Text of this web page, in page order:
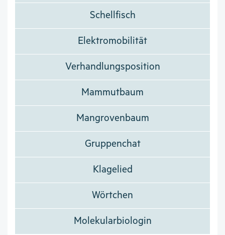
Schellfisch
Elektromobilität
Verhandlungsposition
Mammutbaum
Mangrovenbaum
Gruppenchat
Klagelied
Wörtchen
Molekularbiologin